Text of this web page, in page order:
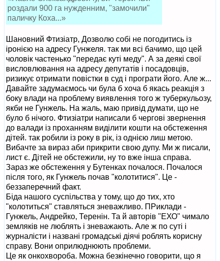
роздали 900 га нужденним, "замочили"
паличку Коха...»
Шановний Фтизіатр, Дозволю собі не погодитись із
іронією на адресу Гунжеля. так ми всі бачимо, що цей
чоловік частенько "передає куті меду". А за деякі свої
висловлювання на адресу депутатів і посадовців,
ризикує отримати повістки в суд і програти його. Але ж...
Давайте задумаємось чи була б хоча б якась реакція з
боку влади на проблему виявлення того ж туберкульозу,
якби не Гунжель. На жаль, маю привід думати, що не
було б нічого. Фтизіатри написали б чергові звернення
до валади із проханням виділити кошти на обстеження
дітей. так робили із року в рік, із однією лиш метою.
Вибачте за вираз аби прикрити свою дупу. Ми ж писали,
лист є. Дітей не обстежили, ну то вже інша справа.
Зараз же обстеження у Бутенках почалося. Почалося
після того, як Гунжель почав "колотитися". Це -
беззаперечний факт.
Біда нашого суспільства у тому, що до тих, хто
"колотиться" ставляться зневажливо. ПРиклади -
Гунжель, Андрейко, Теренін. Та й авторів "ЕХО" чимало
земляків не люблять і зневажають. Але ж по суті і
журналісти і названі громадські діячі роблять корисну
справу. Вони оприлюднюють проблеми.
Це як онкохвороба. Можна безкінечно говорити, що я